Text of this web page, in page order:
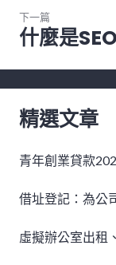
下一篇
下
篇
文
章:
什麼是
精選文章
青年創業貸款
借址登記：為公
虛擬辦公室出租